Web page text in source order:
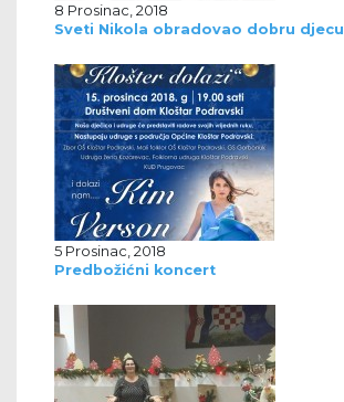
8 Prosinac, 2018
Sveti Nikola obradovao dobru djecu
5 Prosinac, 2018
Predbožićni koncert